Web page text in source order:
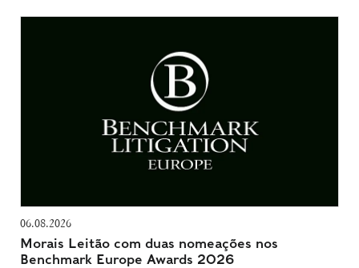
06.08.2026
Morais Leitão com duas nomeações nos
Benchmark Europe Awards 2026